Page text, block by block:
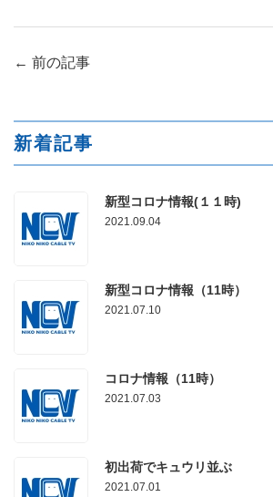
← 前の記事
新着記事
新型コロナ情報(１１時)
2021.09.04
新型コロナ情報（11時）
2021.07.10
コロナ情報（11時）
2021.07.03
初出荷でキュウリ並ぶ
2021.07.01